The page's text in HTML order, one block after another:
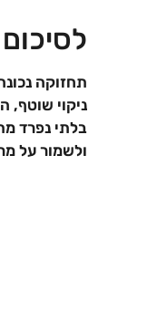
לסיכום
תחזוקה
ניקוי
בלתי נפרד
ולשמור על